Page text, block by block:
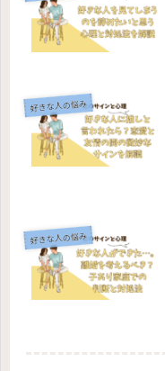
好きな人の悩み
好きな人の悩み